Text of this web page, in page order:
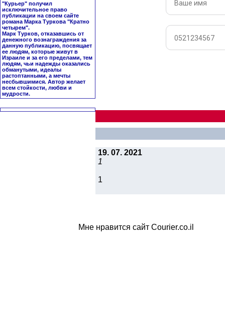
"Курьер" получил
исключительное право
публикации на своем сайте
романа Марка Туркова "Кратно
четырем".
Марк Турков, отказавшись от
денежного вознаграждения за
данную публикацию, посвящает
ее людям, которые живут в
Израиле и за его пределами, тем
людям, чьи надежды оказались
обманутыми, идеалы
растоптанными, а мечты
несбывшимися. Автор желает
всем стойкости, любви и
мудрости.
19. 07. 2021
1
1
Мне нравится сайт Courier.co.il